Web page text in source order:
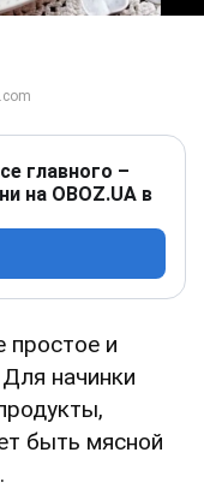
главного –
на OBOZ.UA в
простое и
начинки
быть мясной